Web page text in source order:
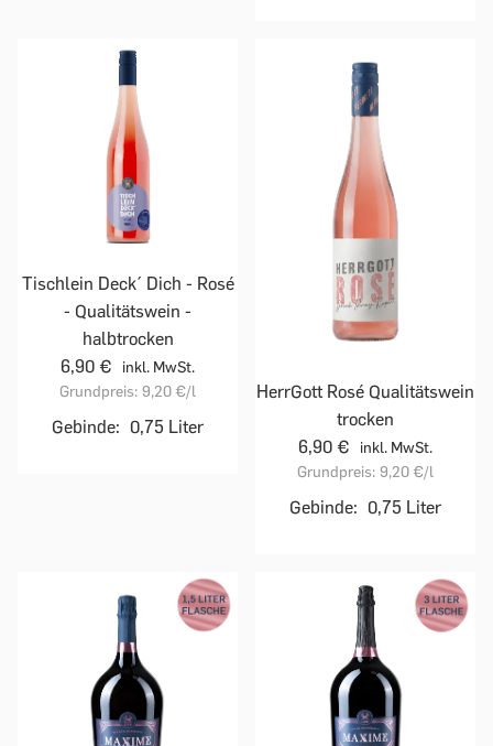
Tischlein Deck´ Dich - Rosé
- Qualitätswein -
halbtrocken
6,90 €
inkl. MwSt.
Grundpreis: 9,20 €/l
Gebinde: 0,75 Liter
HerrGott Rosé Qualitätswein
trocken
6,90 €
inkl. MwSt.
Grundpreis: 9,20 €/l
Gebinde: 0,75 Liter